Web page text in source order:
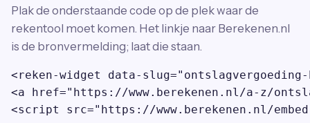
Plak de onderstaande code op de plek waar de
rekentool moet komen. Het linkje naar Berekenen.nl
is de bronvermelding; laat die staan.
<reken-widget data-slug="ontslagvergoeding-
<a href="https://www.berekenen.nl/a-z/
<script src="https://www.berekenen.nl/